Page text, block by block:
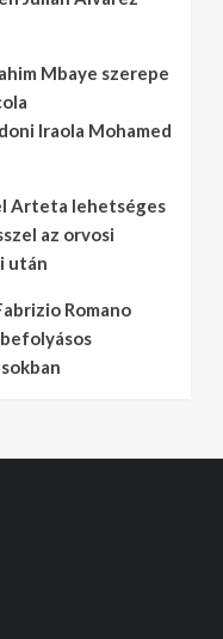
Mbaye szerepe
Iraola Mohamed
Arteta lehetséges
az orvosi
után
Romano